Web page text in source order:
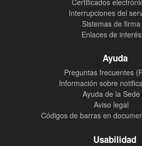
Certificados
Interrupciones del
Sistemas de firma
Enlaces de interés
Ayuda
Preguntas frecuentes
Información sobre
Ayuda de la Sede
Aviso legal
Códigos de barras en
Usabilidad